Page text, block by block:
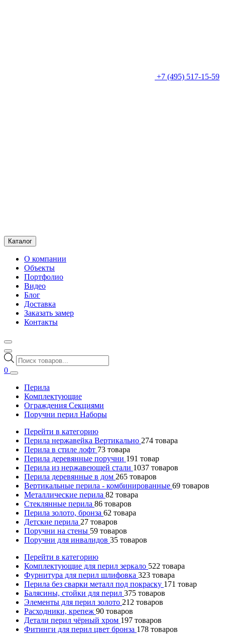
+7 (495) 517-15-59
Каталог
О компании
Объекты
Портфолио
Видео
Блог
Доставка
Заказать замер
Контакты
Поиск
товаров
0
Перила
Комплектующие
Ограждения Секциями
Поручни перил Наборы
Перейти в категорию
Перила нержавейка Вертикально 274 товара
Перила в стиле лофт 73 товара
Перила деревянные поручни 191 товар
Перила из нержавеющей стали 1037 товаров
Перила деревянные в дом 265 товаров
Вертикальные перила - комбинированные 69 товаров
Металлические перила 82 товара
Стеклянные перила 86 товаров
Перила золото, бронза 62 товара
Детские перила 27 товаров
Поручни на стены 59 товаров
Поручни для инвалидов 35 товаров
Перейти в категорию
Комплектующие для перил зеркало 522 товара
Фурнитура для перил шлифовка 323 товара
Перила без сварки металл под покраску 171 товар
Балясины, стойки для перил 375 товаров
Элементы для перил золото 212 товаров
Расходники, крепеж 90 товаров
Детали перил чёрный хром 197 товаров
Фитинги для перил цвет бронза 178 товаров